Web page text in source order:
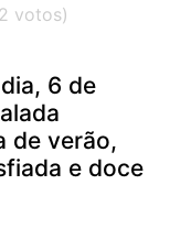
6 de
de verão,
e doce